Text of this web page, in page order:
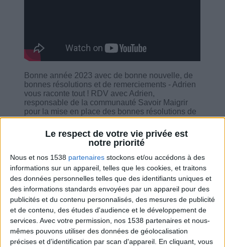
Le respect de votre vie privée est
notre priorité
Nous et nos 1538 partenaires stockons et/ou accédons à des
informations sur un appareil, telles que les cookies, et traitons
des données personnelles telles que des identifiants uniques et
des informations standards envoyées par un appareil pour des
publicités et du contenu personnalisés, des mesures de publicité
et de contenu, des études d'audience et le développement de
services. Avec votre permission, nos 1538 partenaires et nous-
mêmes pouvons utiliser des données de géolocalisation
précises et d’identification par scan d'appareil. En cliquant, vous
Bonne année 2023 avec de bonne nouvelle, de
bonnes résolutions et de remerciements - Adrien
vous raconte tout ! RDV avec Adrien,
responsable de la communauté Savoir Maigrir
pour la mise en place des bonnes résolutions de
cette nouvelle année, pour continuer à vous
motiver et pour répondre à toutes vos questions.
Combien de kilos souhaitez-vous perdre ?
Moins de
5 kilos
De 5 à 10
Plus de
10 kilos